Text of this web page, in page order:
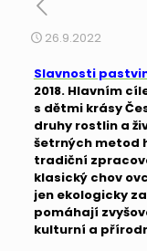
26.9.2022
Slavnosti
2018. Hlavním
s dětmi krásy
druhy rostlin a
šetrných metod
tradiční
klasický chov
jen ekologicky
pomáhají
kulturní a